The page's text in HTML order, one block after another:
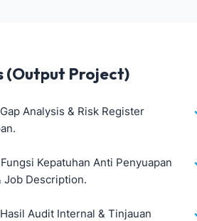
(Output Project)
Analysis & Risk Register
Kepatuhan Anti Penyuapan
Job Description.
Audit Internal & Tinjauan